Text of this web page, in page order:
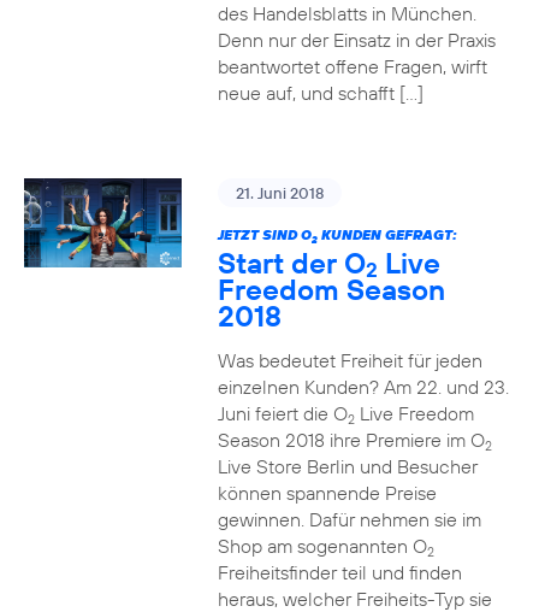
des Handelsblatts in München.
Denn nur der Einsatz in der Praxis
beantwortet offene Fragen, wirft
neue auf, und schafft […]
21. Juni 2018
JETZT SIND O2KUNDEN GEFRAGT:
Start der O2 Live
Freedom Season
2018
Was bedeutet Freiheit für jeden
einzelnen Kunden? Am 22. und 23.
Juni feiert die O2Live Freedom
Season 2018 ihre Premiere im O2
Live Store Berlin und Besucher
können spannende Preise
gewinnen. Dafür nehmen sie im
Shop am sogenannten O2
Freiheitsfinder teil und finden
heraus, welcher Freiheits-Typ sie